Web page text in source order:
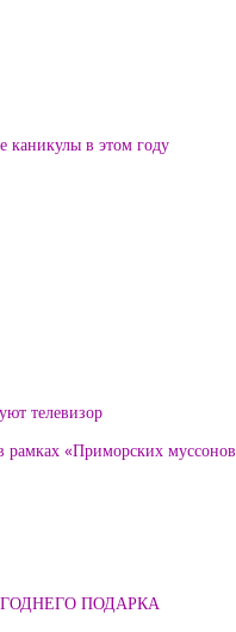
каникулы в этом году
телевизор
«Приморских
ПОДАРКА